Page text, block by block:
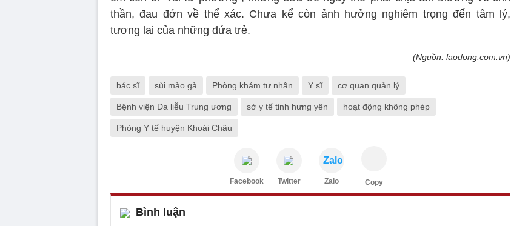
thần, đau đớn về thể xác. Chưa kể còn ảnh hưởng nghiêm trọng đến tâm lý,
tương lai của những đứa trẻ.
(Nguồn: laodong.com.vn)
bác sĩ sùi mào gà Phòng khám tư nhân Y sĩ cơ quan quản lý
Bệnh viện Da liễu Trung ương sở y tế tỉnh hưng yên hoạt động không phép
Phòng Y tế huyện Khoái Châu
Facebook Twitter
Zalo
Zalo Copy
Bình luận